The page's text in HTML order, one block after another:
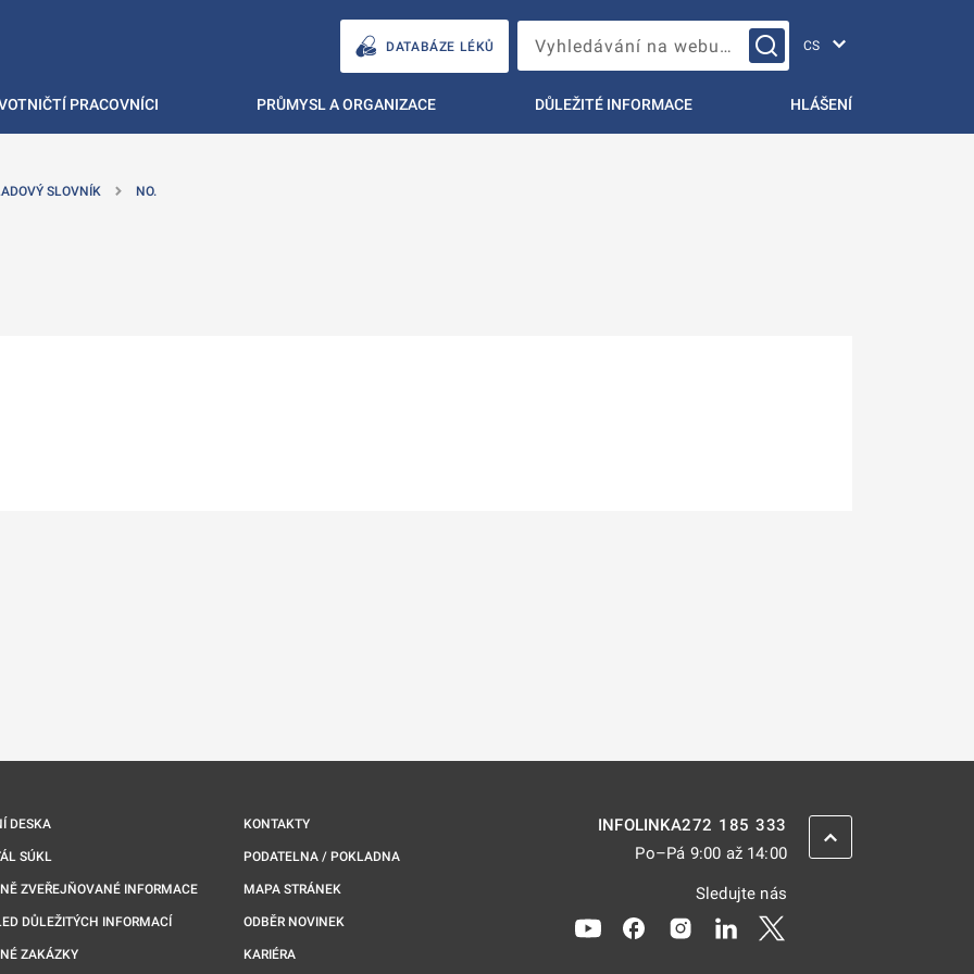
DATABÁZE LÉKŮ Vyhledávání na webu…
PRACOVNÍCI PRŮMYSL A ORGANIZACE DŮLEŽITÉ INFORMACE HLÁŠENÍ
SLOVNÍK NO.
kartě
DESKA
SÚKL
ZVEŘEJŇOVANÉ INFORMACE
DŮLEŽITÝCH INFORMACÍ
ZAKÁZKY
KONTAKTY
PODATELNA / POKLADNA
MAPA STRÁNEK
ODBĚR NOVINEK
KARIÉRA
INFOLINKA272 185 333
Po–Pá 9:00 až 14:00
Sledujte nás
Odkaz se otevře na nové kartě
Odkaz se otevře na nové kartě
Odkaz se otevře na nové kartě
Odkaz se otevře na nové
ZPĚT NAHORU